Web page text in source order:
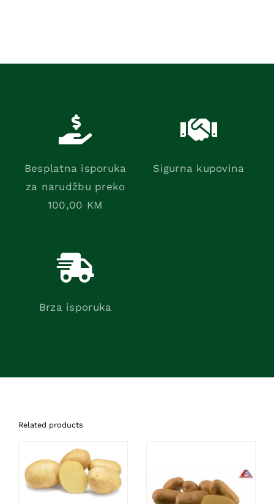
Besplatna isporuka
za narudžbu preko
100,00 KM
Sigurna kupovina
Brza isporuka
Related products
DODAJ U KORPU
/
DETAILS
DETAILS